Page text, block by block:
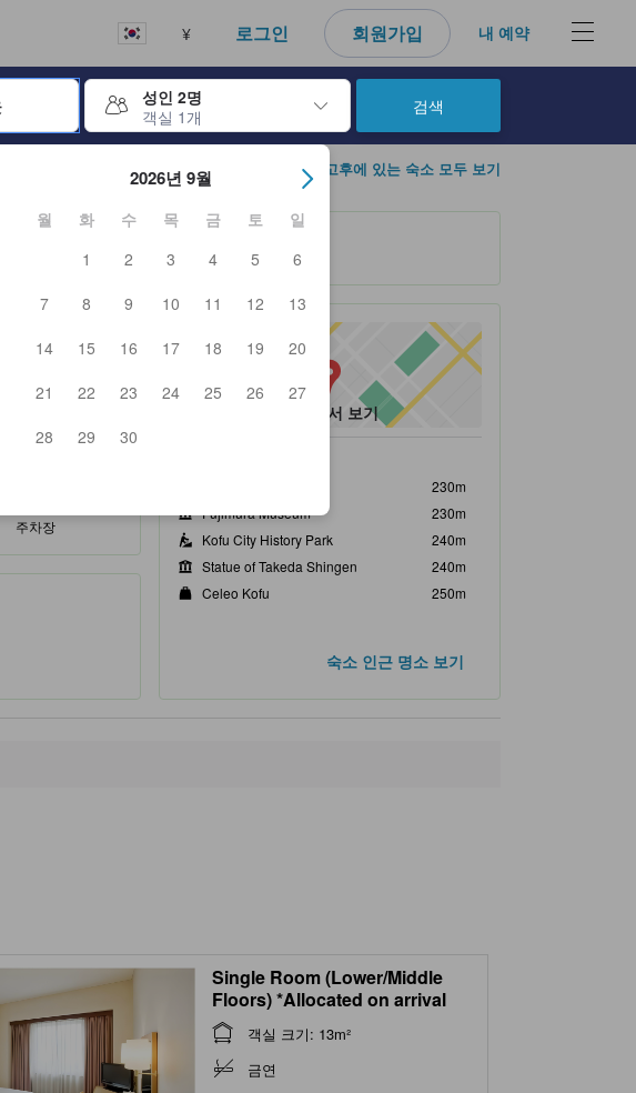
¥ 로그인 회원가입 내 예약
성인 2명
객실 1개
체크인 및 체크아웃 날짜를 탐색할 수 있습니다. 엔터 키를 사용해 특정 날짜를 선택
2026년 9월
월 화 수 목 금 토
일
1
2 3 4 5
6
7
8 9 10 11 12
13
14
15 16 17 18 19
20
21
22 23 24 25 26
27
28
29 30
검색
고후에 있는 숙소 모두 보기
다.
주차장
지도에서 보기
230m
Fujimura Museum
230m
Kofu City History Park
240m
Statue of Takeda Shingen
240m
Celeo Kofu
250m
숙소 인근 명소 보기
Single Room (Lower/Middle
Floors) *Allocated on arrival
객실 크기: 13m²
금연